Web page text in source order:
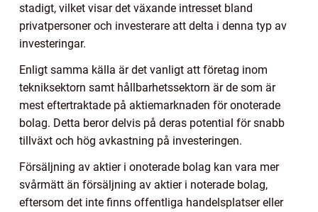
stadigt, vilket visar det växande intresset bland
privatpersoner och investerare att delta i denna typ av
investeringar.
Enligt samma källa är det vanligt att företag inom
tekniksektorn samt hållbarhetssektorn är de som är
mest eftertraktade på aktiemarknaden för onoterade
bolag. Detta beror delvis på deras potential för snabb
tillväxt och hög avkastning på investeringen.
Försäljning av aktier i onoterade bolag kan vara mer
svårmätt än försäljning av aktier i noterade bolag,
eftersom det inte finns offentliga handelsplatser eller